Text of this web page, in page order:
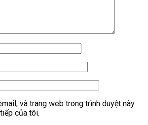
và trang web trong trình duyệt này
của tôi.